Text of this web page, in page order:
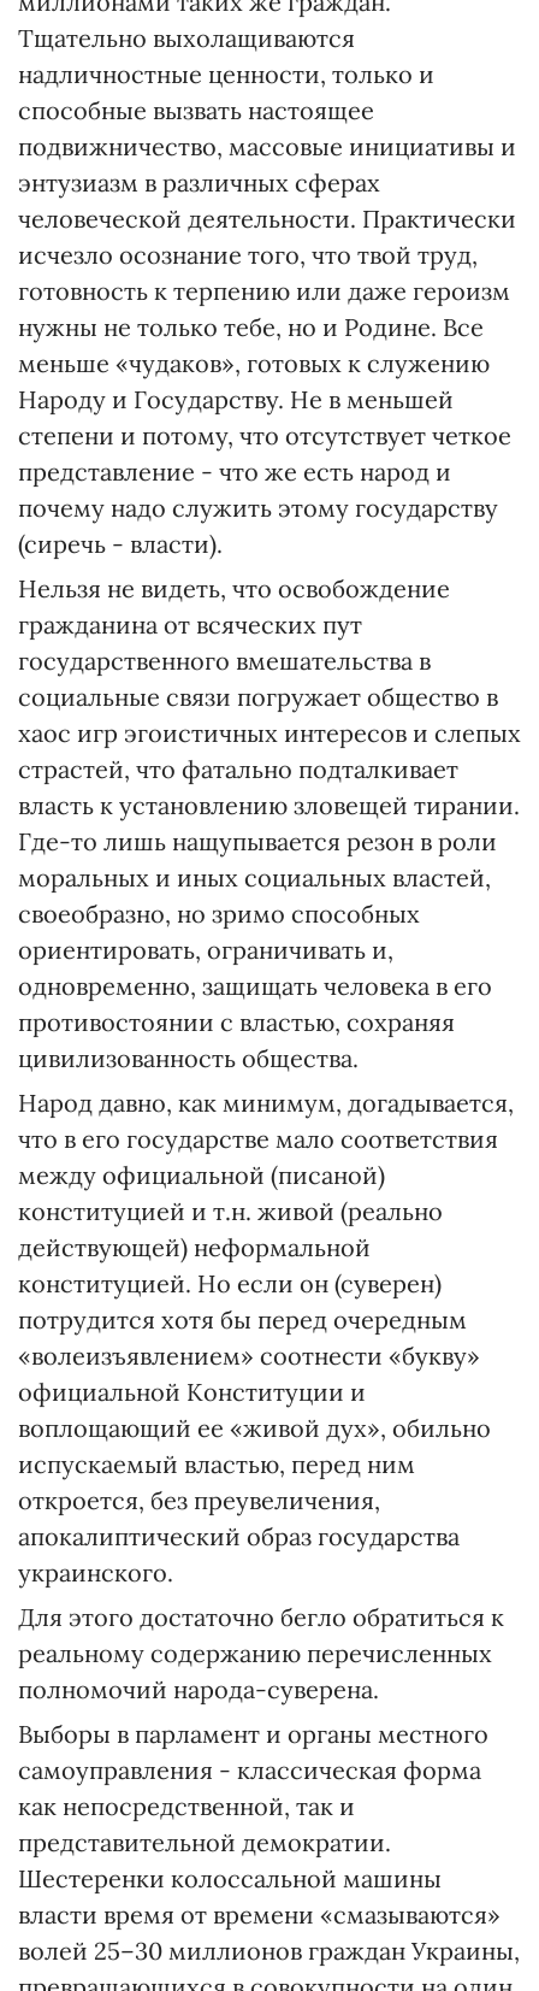
Тщательно выхолащиваются
надличностные ценности, только и
способные вызвать настоящее
подвижничество, массовые инициативы и
энтузиазм в различных сферах
человеческой деятельности. Практически
исчезло осознание того, что твой труд,
готовность к терпению или даже героизм
нужны не только тебе, но и Родине. Все
меньше «чудаков», готовых к служению
Народу и Государству. Не в меньшей
степени и потому, что отсутствует четкое
представление - что же есть народ и
почему надо служить этому государству
(сиречь - власти).
Нельзя не видеть, что освобождение
гражданина от всяческих пут
государственного вмешательства в
социальные связи погружает общество в
хаос игр эгоистичных интересов и слепых
страстей, что фатально подталкивает
власть к установлению зловещей тирании.
Где-то лишь нащупывается резон в роли
моральных и иных социальных властей,
своеобразно, но зримо способных
ориентировать, ограничивать и,
одновременно, защищать человека в его
противостоянии с властью, сохраняя
цивилизованность общества.
Народ давно, как минимум, догадывается,
что в его государстве мало соответствия
между официальной (писаной)
конституцией и т.н. живой (реально
действующей) неформальной
конституцией. Но если он (суверен)
потрудится хотя бы перед очередным
«волеизъявлением» соотнести «букву»
официальной Конституции и
воплощающий ее «живой дух», обильно
испускаемый властью, перед ним
откроется, без преувеличения,
апокалиптический образ государства
украинского.
Для этого достаточно бегло обратиться к
реальному содержанию перечисленных
полномочий народа-суверена.
Выборы в парламент и органы местного
самоуправления - классическая форма
как непосредственной, так и
представительной демократии.
Шестеренки колоссальной машины
власти время от времени «смазываются»
волей 25–30 миллионов граждан Украины,